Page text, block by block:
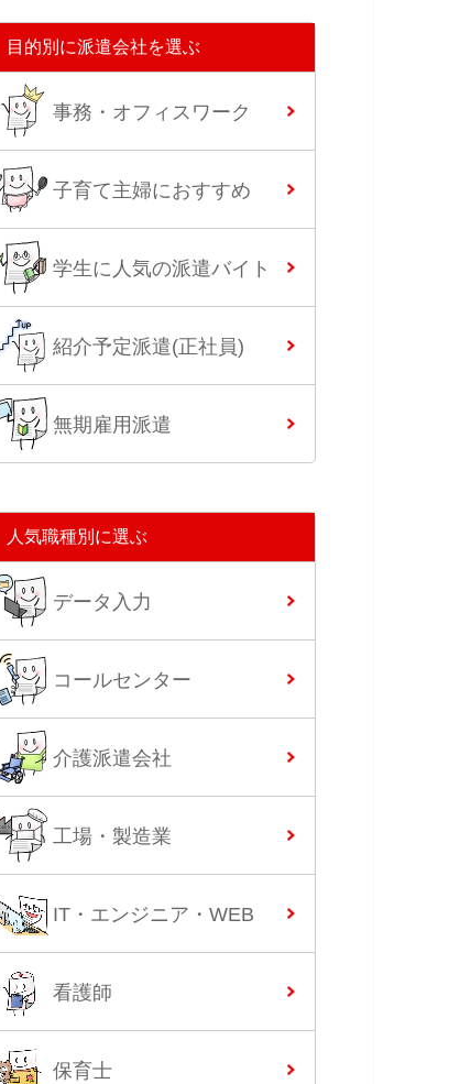
目的別に派遣会社を選ぶ
事務・オフィスワーク
子育て主婦におすすめ
学生に人気の派遣バイト
紹介予定派遣(正社員)
無期雇用派遣
人気職種別に選ぶ
データ入力
コールセンター
介護派遣会社
工場・製造業
IT・エンジニア・WEB
看護師
保育士